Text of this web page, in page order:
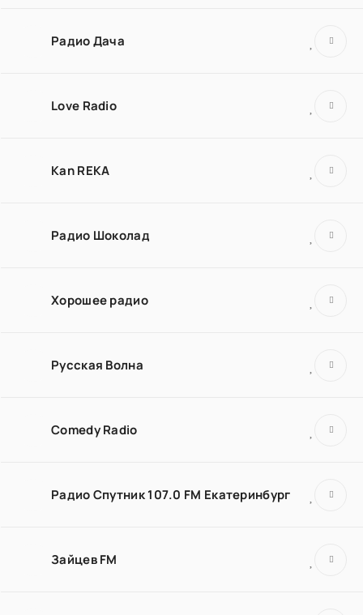
Радио Дача
Love Radio
Kan REKA
Радио Шоколад
Хорошее радио
Русская Волна
Comedy Radio
Радио Спутник 107.0 FM Екатеринбург
Зайцев FM